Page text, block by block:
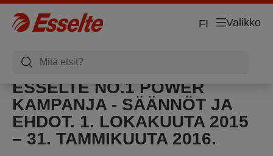
Valikko
FI
ESSELTE NO.1 POWER
KAMPANJA - SÄÄNNÖT JA
EHDOT. 1. LOKAKUUTA 2015
– 31. TAMMIKUUTA 2016.